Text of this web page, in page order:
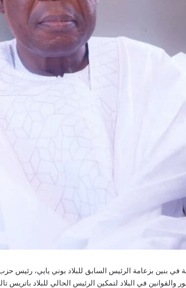
في بنين بزعامة الرئيس السابق للبلاد بوني يايي، رئيس
والقوانين في البلاد لتمكين الرئيس الحالي للبلاد باتريس